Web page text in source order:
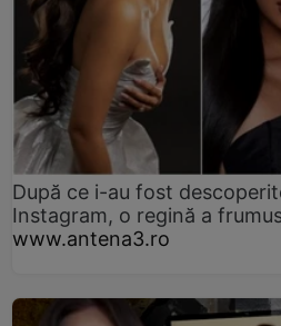
După ce i-au fost
Instagram, o regină a
www.antena3.ro